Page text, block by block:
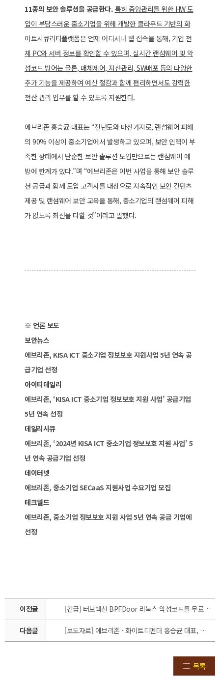
11종의 보안 솔루션을 공급한다. 특히 중앙관리를 위한 HW 도
입이 부담스러운 중소기업을 위해 개발한 클라우드 기반의 화
이트시큐리티플랫폼은 언제 어디서나 웹 접속을 통해, 기업 전
체 PC와 서버 정보를 확인할 수 있으며, 실시간 랜섬웨어 및 악
성코드 방어는 물론, 매체제어, 자산관리, SW배포 등의 다양한
추가 기능을 제공하여 예산 절감과 함께 편리하면서도 강력한
전산 관리 업무를 할 수 있도록 지원한다.
에브리존 홍승균 대표는 “전년도와 마찬가지로, 랜섬웨어 피해
의 90% 이상이 중소기업에서 발생하고 있으며, 보안 인력이 부
족한 상태에서 단순한 보안 솔루션 도입만으로는 랜섬웨어 예
방에 한계가 있다.”며 “에브리존은 이번 사업을 통해 보안 솔루
션 공급과 함께 도입 고객사를 대상으로 지속적인 보안 컨텐츠
제공 및 랜섬웨어 보안 교육을 통해, 중소기업의 랜섬웨어 피해
가 없도록 최선을 다할 것”이라고 말했다.
※ 언론 보도
보안뉴스
에브리존, KISA ICT 중소기업 정보보호 지원사업 5년 연속 공
급기업 선정
아이티데일리
에브리존, ‘KISA ICT 중소기업 정보보호 지원 사업’ 공급기업
5년 연속 선정
데일리시큐
에브리존, ‘2024년 KISA ICT 중소기업 정보보호 지원 사업’ 5
년 연속 공급기업 선정
데이터넷
에브리존, 중소기업 SECaaS 지원사업 수요기업 모집
테크월드
에브리존, 중소기업 정보보호 지원 사업 5년 연속 공급 기업에
선정
이전글 [긴급] 터보백신 BPFDoor 리눅스 악성코드를 무료로 빠르게 점검하세요.
다음글 [보도자료] 에브리존 - 화이트디펜더 홍승균 대표, 한국 IT 서비스 학회 기업인 공로상 수상
목록